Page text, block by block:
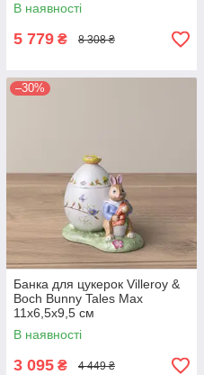
В наявності
5 779 ₴ 8 308 ₴
–30%
Банка для цукерок Villeroy &
Boch Bunny Tales Max
11x6,5х9,5 см
В наявності
3 095 ₴ 4 449 ₴